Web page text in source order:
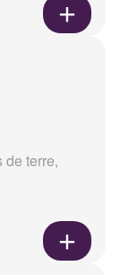
de terre,